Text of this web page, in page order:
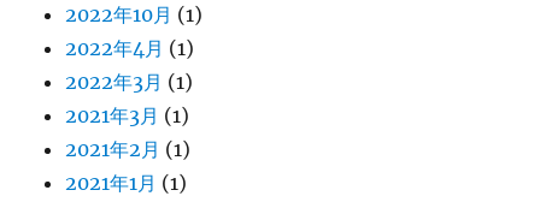
2022年10月 (1)
2022年4月 (1)
2022年3月 (1)
2021年3月 (1)
2021年2月 (1)
2021年1月 (1)